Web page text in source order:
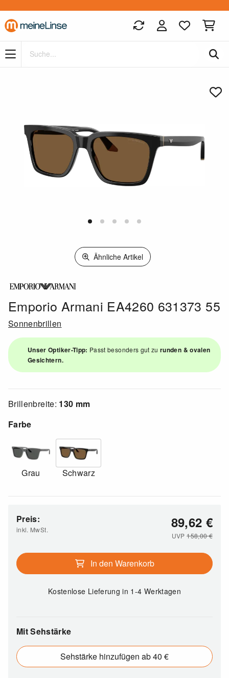
Zum Hauptinhalt springen
Ähnliche Artikel
Emporio Armani EA4260 631373 55
Sonnenbrillen
Unser Optiker-Tipp: Passt besonders gut zurunden & ovalen
Gesichtern.
Brillenbreite: 130 mm
Farbe
Grau Schwarz
Preis:
inkl. MwSt. 89,62 €
UVP158,00€
In den Warenkorb
Kostenlose Lieferungin 1-4 Werktagen
Mit Sehstärke
Sehstärke hinzufügen ab 40 €